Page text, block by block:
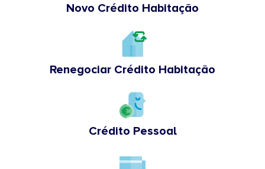
Novo Crédito Habitação
Renegociar Crédito Habitação
Crédito Pessoal